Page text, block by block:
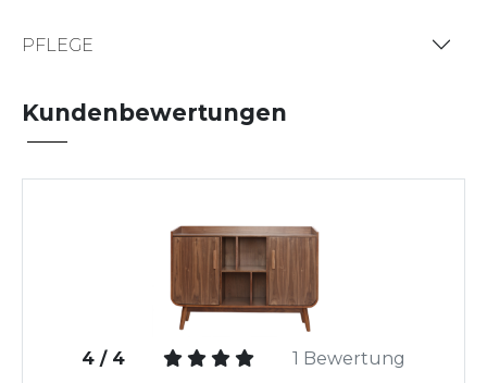
PFLEGE
Kundenbewertungen
4 / 4 1 Bewertung